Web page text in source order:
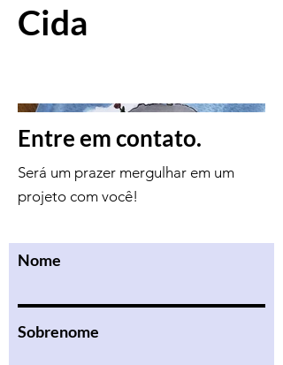
Cida
Entre em contato.
Será um prazer mergulhar em um
projeto com você!
Nome
Sobrenome